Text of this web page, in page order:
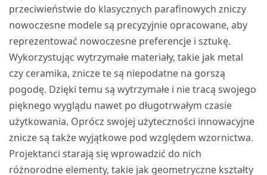
przeciwieństwie do klasycznych parafinowych zniczy
nowoczesne modele są precyzyjnie opracowane, aby
reprezentować nowoczesne preferencje i sztukę.
Wykorzystując wytrzymałe materiały, takie jak metal
czy ceramika, znicze te są niepodatne na gorszą
pogodę. Dzięki temu są wytrzymałe i nie tracą swojego
pięknego wyglądu nawet po długotrwałym czasie
użytkowania. Oprócz swojej użyteczności innowacyjne
znicze są także wyjątkowe pod względem wzornictwa.
Projektanci starają się wprowadzić do nich
różnorodne elementy, takie jak geometryczne kształty